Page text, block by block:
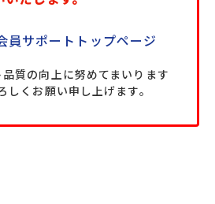
サポートトップページ
質の向上に努めてまいります
しくお願い申し上げます。